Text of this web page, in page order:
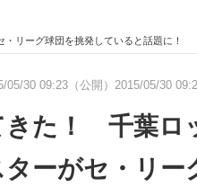
IT製品の技術・比較・事例
リーグ球団を挑発していると話題に！
05/30 09:23（公開） 2015/05/30
きた！ 千葉ロ
ーがセ・リー